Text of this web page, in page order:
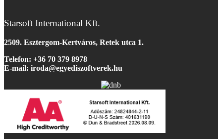
Starsoft International Kft.
2509. Esztergom-Kertváros, Retek utca 1.
Telefon: +36 70 379 8978
E-mail: iroda@egyediszoftverek.hu